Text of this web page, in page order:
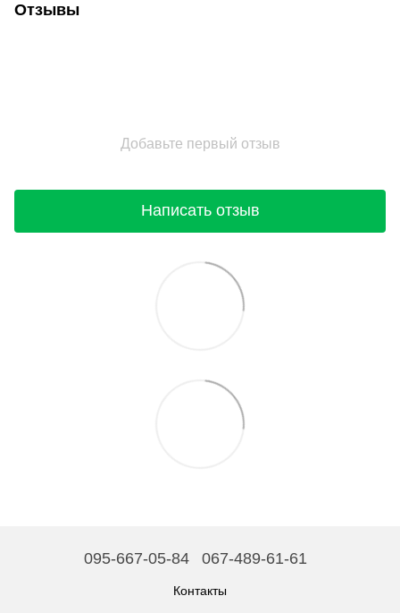
Отзывы
Добавьте первый отзыв
Написать отзыв
095-667-05-84 067-489-61-61
Контакты